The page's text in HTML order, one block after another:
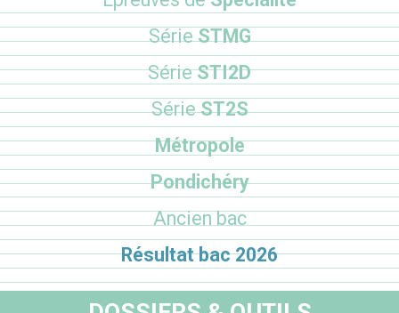
SérieSTMG
SérieSTI2D
SérieST2S
Métropole
Pondichéry
Ancien bac
Résultat bac 2026